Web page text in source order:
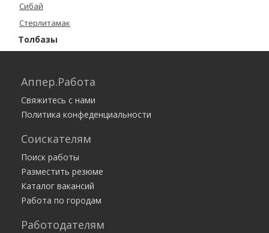
Сибай
Стерлитамак
Толбазы
Чекмагуш
Янаул
Все города
Аппер.Работа
Свяжитесь с нами
Политика конфеденциальности
Соискателям
Поиск работы
Разместить резюме
Каталог вакансий
Работа по городам
Работодателям